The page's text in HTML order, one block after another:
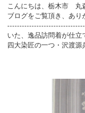
こんにちは、栃木市 丸
ブログをご覧頂き、あ
いた、逸品訪問着が仕
四大染匠の一つ・沢渡源